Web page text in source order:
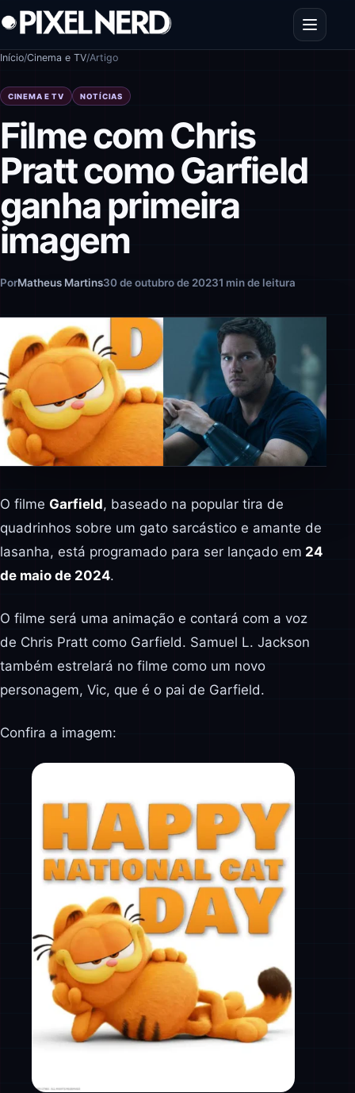
Pular para o conteúdo
Abrir
Início/Cinema e TV/Artigo
CINEMA E TV NOTÍCIAS
Filme com Chris
Pratt como Garfield
ganha primeira
imagem
PorMatheus Martins30 de outubro de 20231 min de leitura
O filme Garfield, baseado na popular tira de
quadrinhos sobre um gato sarcástico e amante de
lasanha, está programado para ser lançado em 24
de maio de 2024.
O filme será uma animação e contará com a voz
de Chris Pratt como Garfield. Samuel L. Jackson
também estrelará no filme como um novo
personagem, Vic, que é o pai de Garfield.
Confira a imagem: